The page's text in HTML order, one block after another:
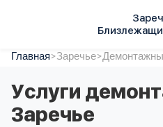
Услуги
Автопарк
Тарифы
Акции
Главная>Заречье>
Услуги
Заречье